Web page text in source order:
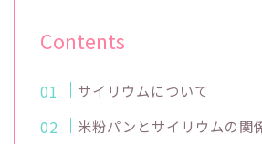
Contents
サイリウムについて
米粉パンとサイリウムの関